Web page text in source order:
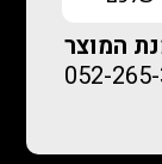
המוצר
052-